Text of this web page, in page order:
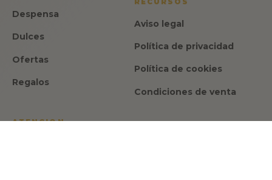
Despensa
Dulces
Ofertas
Regalos
Aviso legal
Política de privacidad
Política de cookies
Condiciones de venta
ATENCION